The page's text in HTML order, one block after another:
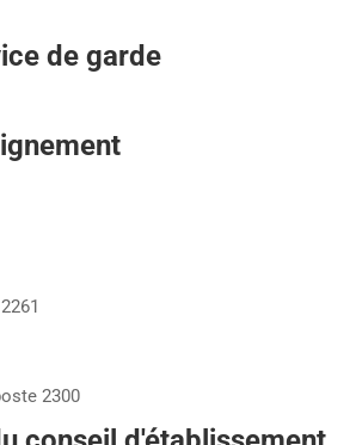
de garde
2300